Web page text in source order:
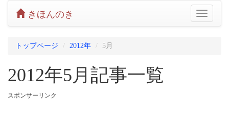
Toggle
きほんのき
トップページ 2012年 5月
2012年5月記事一覧
スポンサーリンク